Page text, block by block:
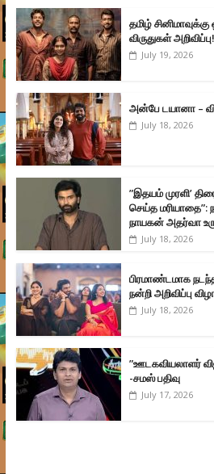
தமிழ்
விருதுகள் அறிவிப்பு!
July 19, 2026
அன்பே டயானா –
July 18, 2026
”இதயம் முரளி’
செய்த மரியாதை”:
நாயகன் அதர்வா
July 18, 2026
பிரமாண்டமாக
நன்றி அறிவிப்பு
July 18, 2026
”ஊடகவியலாளர்
-சமஸ் பதிவு
July 17, 2026